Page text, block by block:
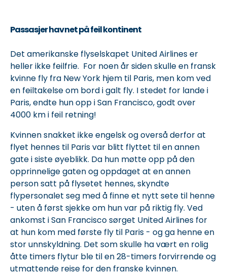
Passasjer havnet på feil kontinent
Det amerikanske flyselskapet United Airlines er
heller ikke feilfrie. For noen år siden skulle en fransk
kvinne fly fra New York hjem til Paris, men kom ved
en feiltakelse om bord i galt fly. I stedet for lande i
Paris, endte hun opp i San Francisco, godt over
4000 km i feil retning!
Kvinnen snakket ikke engelsk og overså derfor at
flyet hennes til Paris var blitt flyttet til en annen
gate i siste øyeblikk. Da hun møtte opp på den
opprinnelige gaten og oppdaget at en annen
person satt på flysetet hennes, skyndte
flypersonalet seg med å finne et nytt sete til henne
- uten å først sjekke om hun var på riktig fly. Ved
ankomst i San Francisco sørget United Airlines for
at hun kom med første fly til Paris - og ga henne en
stor unnskyldning. Det som skulle ha vært en rolig
åtte timers flytur ble til en 28-timers forvirrende og
utmattende reise for den franske kvinnen.